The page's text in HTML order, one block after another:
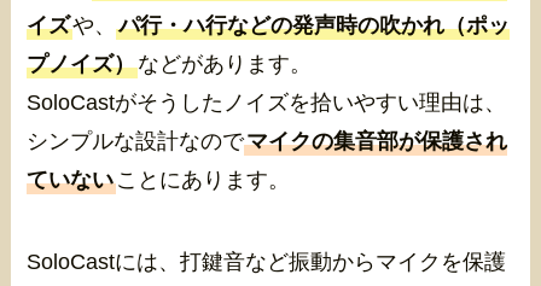
イズや、パ行・ハ行などの発声時の吹かれ（ポッ
プノイズ）などがあります。
SoloCastがそうしたノイズを拾いやすい理由は、
シンプルな設計なのでマイクの集音部が保護され
ていないことにあります。
SoloCastには、打鍵音など振動からマイクを保護